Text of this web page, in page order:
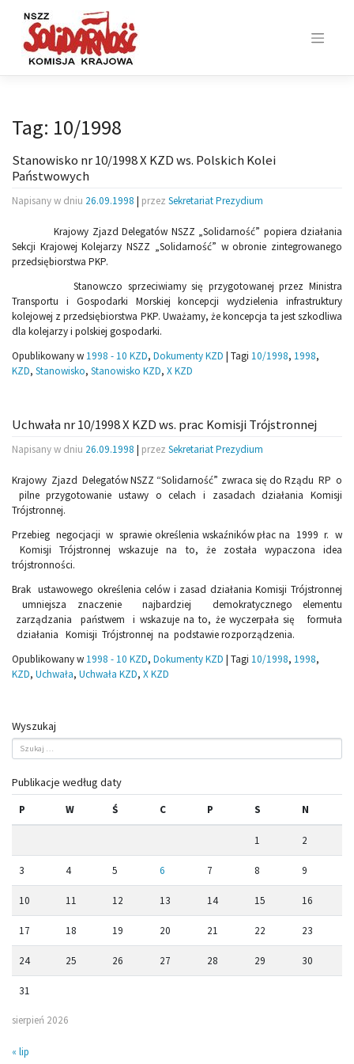
content
Tag: 10/1998
Stanowisko nr 10/1998 X KZD ws. Polskich Kolei
Państwowych
Napisany w dniu 26.09.1998 | przez Sekretariat Prezydium
Krajowy Zjazd Delegatów NSZZ „Solidarność” popiera działania
Sekcji Krajowej Kolejarzy NSZZ „Solidarność” w obronie zintegrowanego
przedsiębiorstwa PKP.
Stanowczo sprzeciwiamy się przygotowanej przez Ministra
Transportu i Gospodarki Morskiej koncepcji wydzielenia infrastruktury
kolejowej z przedsiębiorstwa PKP. Uważamy, że koncepcja ta jest szkodliwa
dla kolejarzy i polskiej gospodarki.
Opublikowany w 1998 - 10 KZD, Dokumenty KZD | Tagi 10/1998, 1998,
KZD, Stanowisko, Stanowisko KZD, X KZD
Uchwała nr 10/1998 X KZD ws. prac Komisji Trójstronnej
Napisany w dniu 26.09.1998 | przez Sekretariat Prezydium
Krajowy Zjazd Delegatów NSZZ “Solidarność” zwraca się do Rządu RP o
pilne przygotowanie ustawy o celach i zasadach działania Komisji
Trójstronnej.
Przebieg negocjacji w sprawie określenia wskaźników płac na 1999 r. w
Komisji Trójstronnej wskazuje na to, że została wypaczona idea
trójstronności.
Brak ustawowego określenia celów i zasad działania Komisji Trójstronnej
umniejsza znaczenie najbardziej demokratycznego elementu
zarządzania państwem i wskazuje na to, że wyczerpała się formuła
działania Komisji Trójstronnej na podstawie rozporządzenia.
Opublikowany w 1998 - 10 KZD, Dokumenty KZD | Tagi 10/1998, 1998,
KZD, Uchwała, Uchwała KZD, X KZD
Wyszukaj
Publikacje według daty
sierpień 2026
P W Ś C P S N
1 2
3 4 5 6 7 8 9
10 11 12 13 14 15 16
17 18 19 20 21 22 23
24 25 26 27 28 29 30
31
« lip